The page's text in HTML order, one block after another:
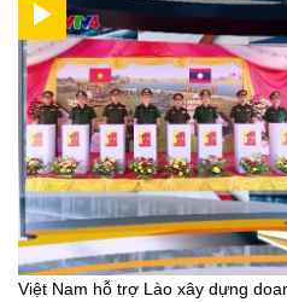
Việt Nam hỗ trợ Lào xây dựng